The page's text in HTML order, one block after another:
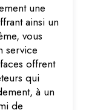
une
ainsi un
vous
service
offrent
qui
à un
de